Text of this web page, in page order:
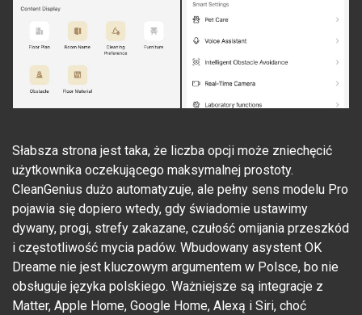
Słabsza strona jest taka, że liczba opcji może zniechęcić
użytkownika oczekującego maksymalnej prostoty.
CleanGenius dużo automatyzuje, ale pełny sens modelu Pro
pojawia się dopiero wtedy, gdy świadomie ustawimy
dywany, progi, strefy zakazane, czułość omijania przeszkód
i częstotliwość mycia padów. Wbudowany asystent OK
Dreame nie jest kluczowym argumentem w Polsce, bo nie
obsługuje języka polskiego. Ważniejsze są integracje z
Matter, Apple Home, Google Home, Alexą i Siri, choć